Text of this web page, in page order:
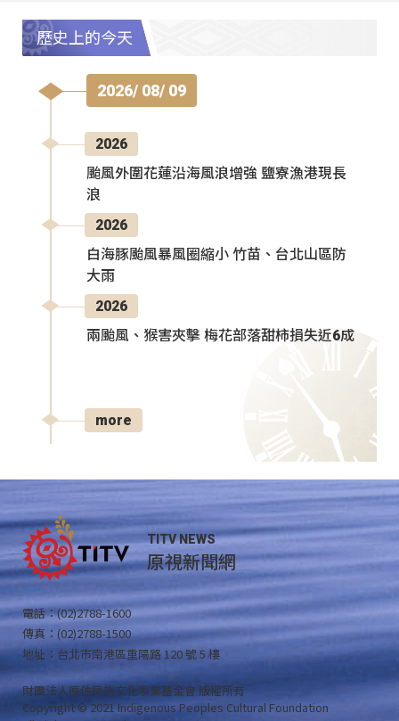
歷史上的今天
2026/ 08/ 09
2026
颱風外圍花蓮沿海風浪增強 鹽寮漁港現長
浪
2026
白海豚颱風暴風圈縮小 竹苗、台北山區防
大雨
2026
兩颱風、猴害夾擊 梅花部落甜柿損失近6成
more
TITV NEWS
原視新聞網
電話：(02)2788-1600
傳真：(02)2788-1500
地址：台北市南港區重陽路 120 號 5 樓
財團法人原住民族文化事業基金會 版權所有
Copyright © 2021 Indigenous Peoples Cultural Foundation